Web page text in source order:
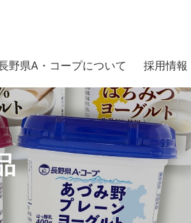
野県A・コープについて 採用情報